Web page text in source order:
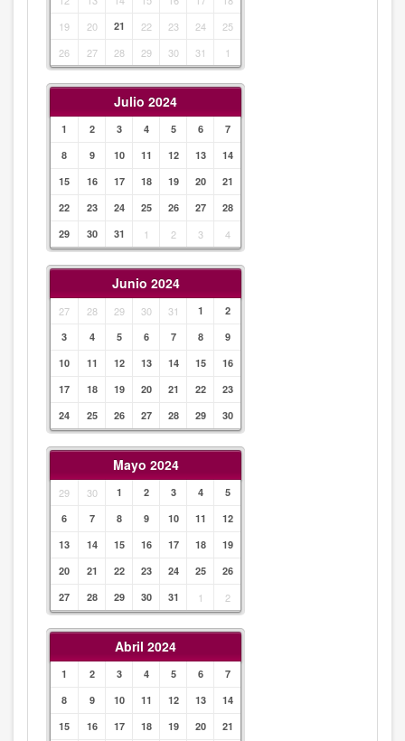
19
20 21 22 23 24
25
26
27 28 29 30 31 1
Julio 2024
1 2 3 4 5 6
7
8
9 10 11 12 13
14
15
16 17 18 19 20
21
22
23 24 25 26 27
28
29
30 31 1 2 3 4
Junio 2024
27 28 29 30 31 1
2
3
4 5 6 7 8
9
10
11 12 13 14 15
16
17
18 19 20 21 22
23
24
25 26 27 28 29 30
Mayo 2024
29 30 1 2 3 4
5
6
7 8 9 10 11
12
13
14 15 16 17 18
19
20
21 22 23 24 25
26
27
28 29 30 31 1 2
Abril 2024
1 2 3 4 5 6
7
8
9 10 11 12 13
14
15
16 17 18 19 20
21